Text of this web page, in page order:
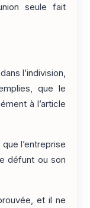
seule fait
l’indivision,
que le
à l’article
l’entreprise
défunt ou son
et il ne